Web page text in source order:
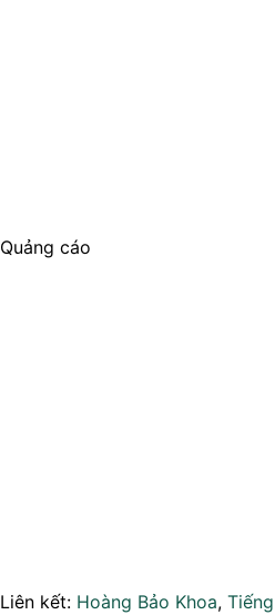
Quảng cáo
Liên kết: Hoàng Bảo Khoa,